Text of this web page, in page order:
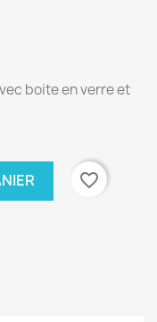
boite en verre et
favorite_border